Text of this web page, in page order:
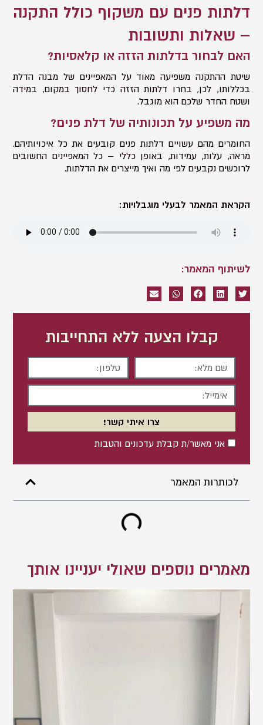
דלתות פנים עם משקוף כולל התקנה
– שאלות ותשובות
האם לבחור בדלתות הזזה או קלאסיות?
שיטת ההתקנה משפיעה מאוד על המאפיינים של מבנה הדלת
בכללותו, לכן, בחרו דלתות הזזה כדי לחסוך במקום, במידה
ושטח החדר שלכם הוא מוגבל.
מה משפיע על תכונותיה של דלת פנים?
החומרים מהם עשויים דלתות פנים קובעים את כל איכויותיהם.
מראה, עלות, עמידות, באופן כללי – כל המאפיינים החשובים
לרוכשים נקבעים לפי מה ואיך מייצרים את הדלתות.
הקראת המאמר לבעלי מוגבלויות:
לשיתוף המאמר:
קבלו הצעה ללא התחייבות
טלפון
אישוראני מאשר/ת קבלת עדכונים והטבות
צרו איתי קשר!
לכותרות המאמר
מאמרים נוספים שאולי יעניינו אותך